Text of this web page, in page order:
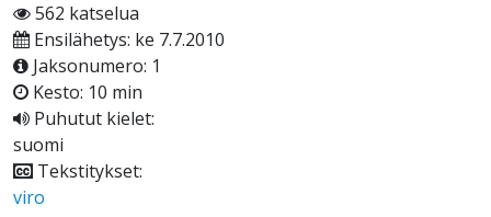
562 katselua
Ensilähetys: ke 7.7.2010
Jaksonumero: 1
Kesto: 10 min
Puhutut kielet:
suomi
Tekstitykset:
viro